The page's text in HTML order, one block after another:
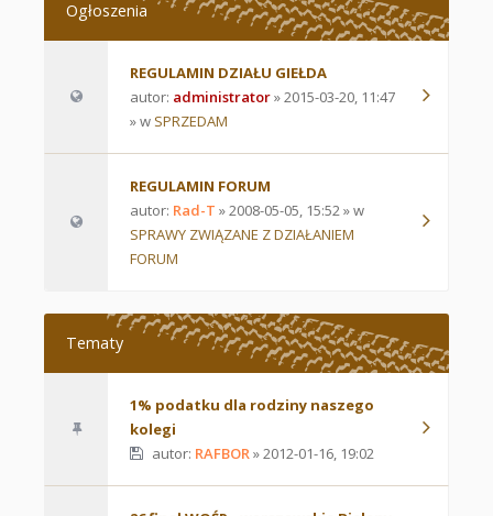
Ogłoszenia
REGULAMIN DZIAŁU GIEŁDA
autor: administrator» 2015-03-20, 11:47
» w SPRZEDAM
REGULAMIN FORUM
autor: Rad-T » 2008-05-05, 15:52 » w
SPRAWY ZWIĄZANE Z DZIAŁANIEM
FORUM
Tematy
1% podatku dla rodziny naszego
kolegi
autor: RAFBOR» 2012-01-16, 19:02